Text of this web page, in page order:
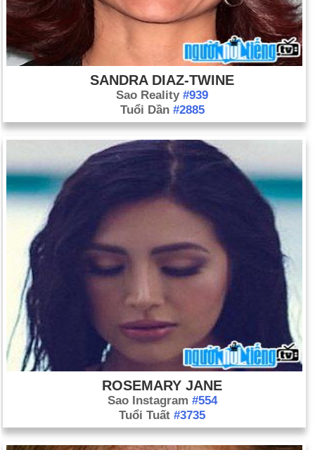
SANDRA DIAZ-TWINE
Sao Reality #939
Tuổi Dần #2885
ROSEMARY JANE
Sao Instagram #554
Tuổi Tuất #3735